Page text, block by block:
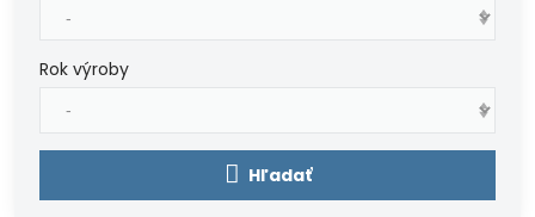
Rok výroby
Hľadať